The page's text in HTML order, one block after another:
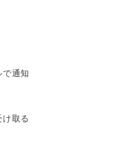
通知
取る